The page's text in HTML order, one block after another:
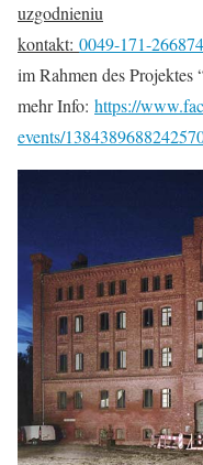
uzgodnieniu
kontakt: 0049-171-
im Rahmen des Projektes
mehr Info: https://
events/